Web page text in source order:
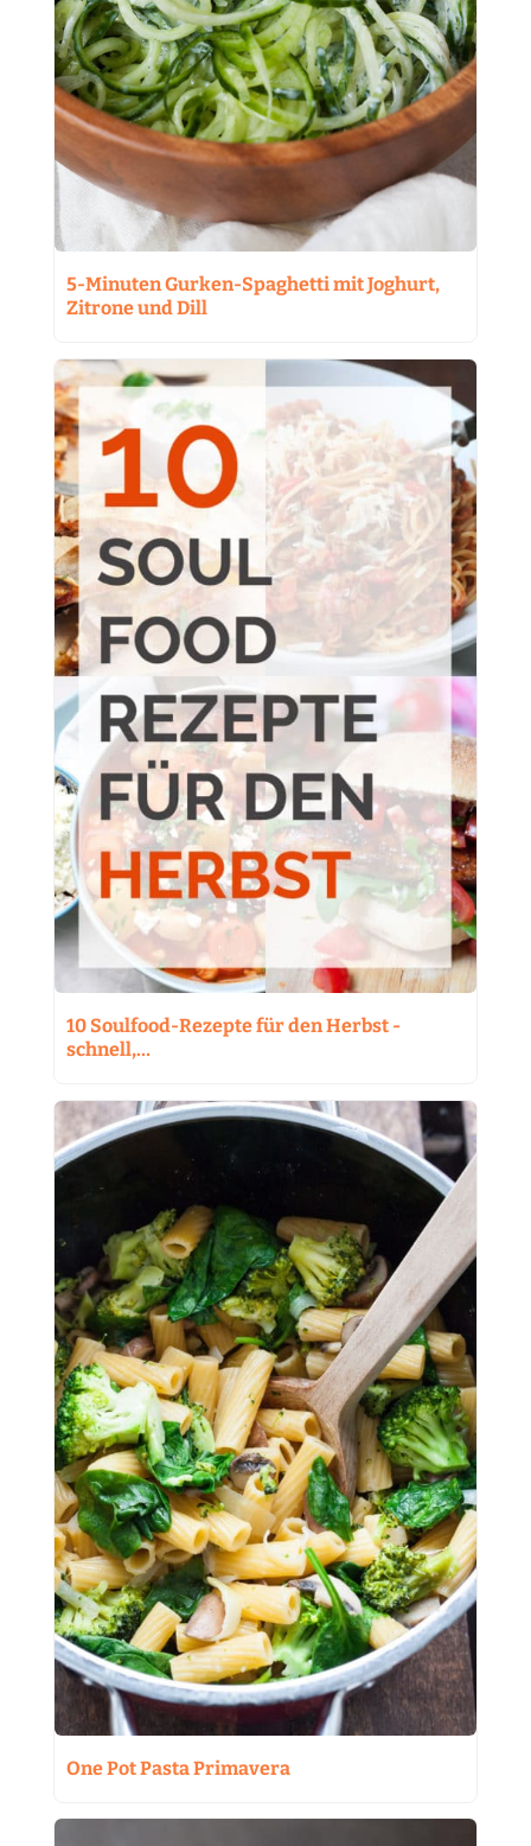
5-Minuten Gurken-Spaghetti mit Joghurt,
Zitrone und Dill
10 Soulfood-Rezepte für den Herbst -
schnell,…
One Pot Pasta Primavera